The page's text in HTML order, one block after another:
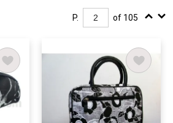
P. of 105